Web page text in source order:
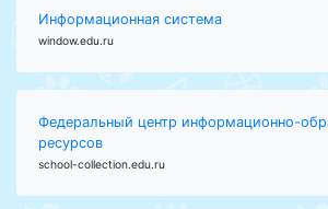
Информационная система
window.edu.ru
Федеральный центр информационно-
ресурсов
school-collection.edu.ru